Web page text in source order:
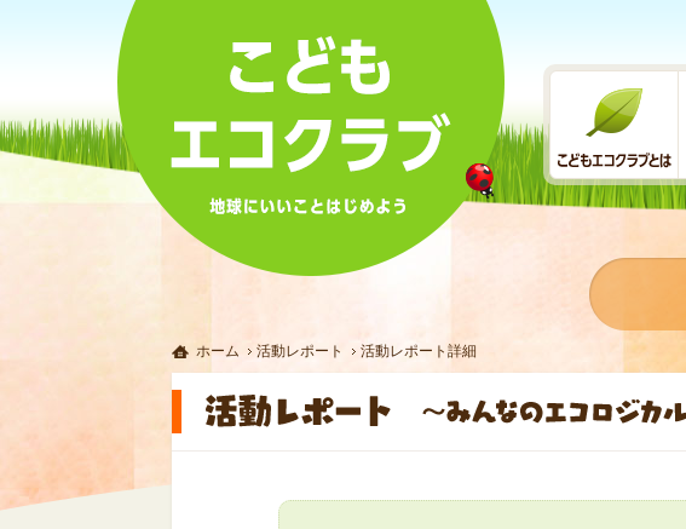
ホーム 活動レポート 活動レポート詳細